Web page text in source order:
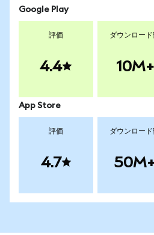
Google Play
評価
4.4
ダウンロード
10M+
App Store
評価
4.7
ダウンロード